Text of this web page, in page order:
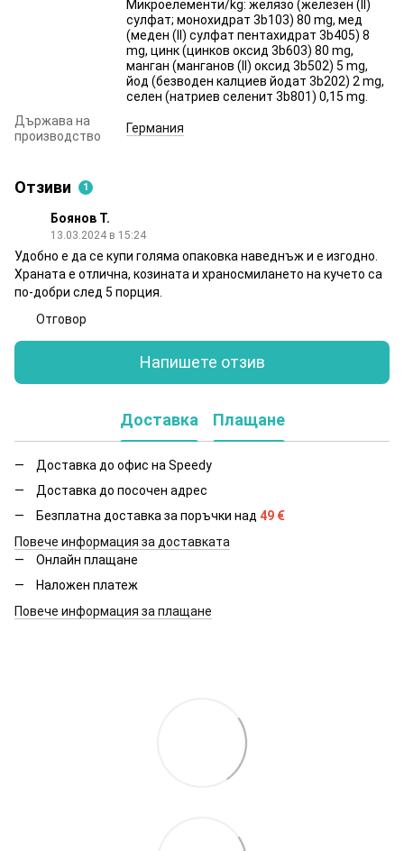
Микроелементи/kg: желязо (железен (II)
сулфат; монохидрат 3b103) 80 mg, мед
(меден (II) сулфат пентахидрат 3b405) 8
mg, цинк (цинков оксид 3b603) 80 mg,
манган (манганов (II) оксид 3b502) 5 mg,
йод (безводен калциев йодат 3b202) 2 mg,
селен (натриев селенит 3b801) 0,15 mg.
Държава на
производство
Германия
Отзиви 1
Боянов Т.
13.03.2024 в 15:24
Удобно е да се купи голяма опаковка наведнъж и е изгодно.
Храната е отлична, козината и храносмилането на кучето са
по-добри след 5 порция.
Отговор
Напишете отзив
Доставка Плащане
Доставка до офис на Speedy
Доставка до посочен адрес
Безплатна доставка за поръчки над 49 €
Повече информация за доставката
Онлайн плащане
Наложен платеж
Повече информация за плащане